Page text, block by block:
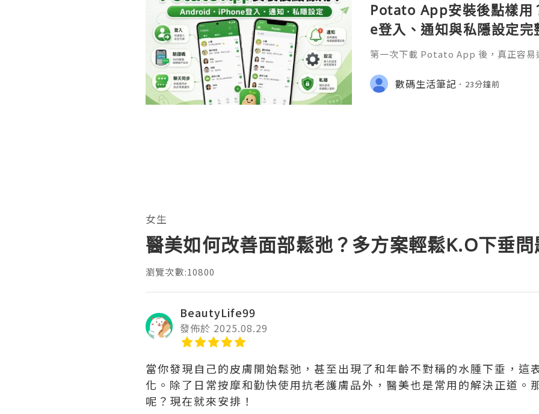
Potato App安裝後點樣
e登入、通知與私隱設定完
第一次下載 Potato App 後，真正容易
收不到通知，以及私隱和帳號安全設定
數碼生活筆記 23分鐘前
女生
醫美如何改善面部鬆弛？多方案輕鬆K.O下垂
瀏覽次數:10800
BeautyLife99
發佈於 2025.08.29
當你發現自己的皮膚開始鬆弛，甚至出現了和年齡不對稱的水腫下垂，這
化。除了日常按摩和勤快使用抗老護膚品外，醫美也是常用的解決正道。
呢？現在就來安排！